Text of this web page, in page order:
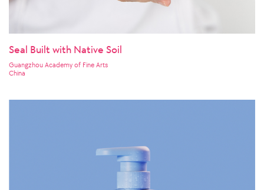
Seal Built with Native Soil
Guangzhou Academy of Fine Arts
China